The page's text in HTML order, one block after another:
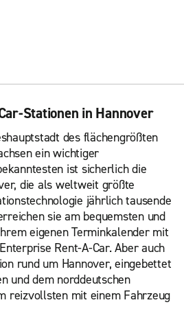
Stationen in Hannover
des flächengrößten
ein wichtiger
ist sicherlich die
die als weltweit größte
jährlich tausende
sie am bequemsten und
eigenen Terminkalender mit
Rent-A-Car. Aber auch
rund um Hannover, eingebettet
und dem norddeutschen
reizvollsten mit einem Fahrzeug